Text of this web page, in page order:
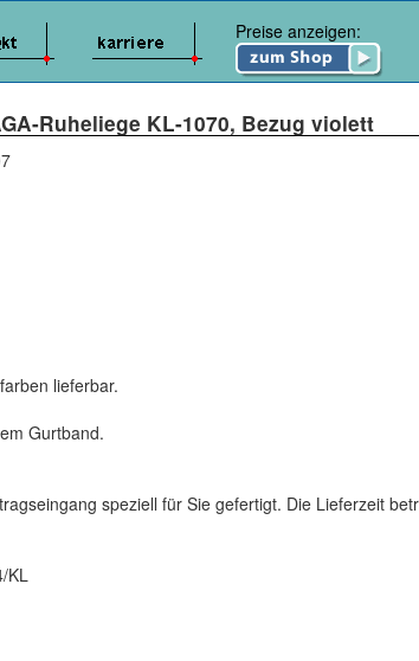
Preise anzeigen:
Ruheliege KL-1070, Bezug violett
lieferbar.
Gurtband.
speziell für Sie gefertigt. Die Lieferzeit
KL